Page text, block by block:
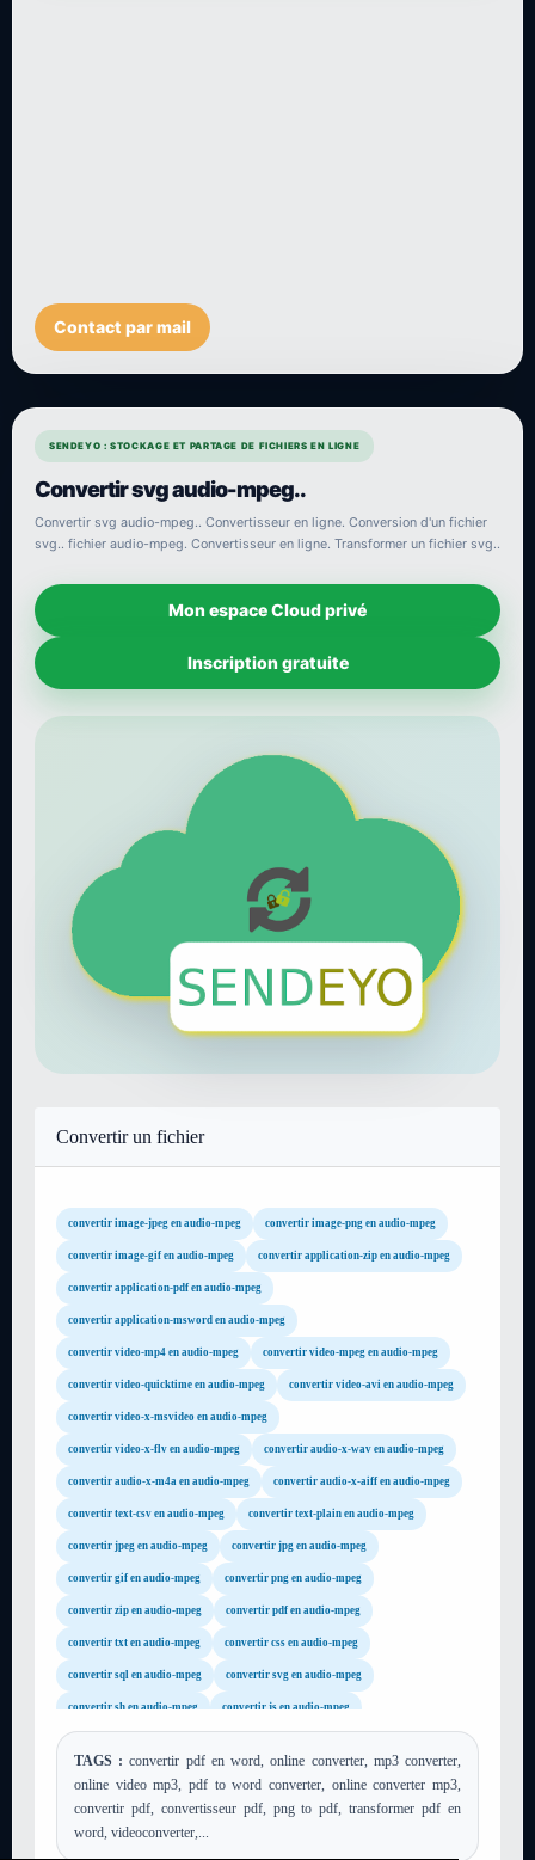
Contact par mail
SENDEYO : STOCKAGE ET PARTAGE DE FICHIERS EN LIGNE
Convertir svg audio-mpeg..
Convertir svg audio-mpeg.. Convertisseur en ligne. Conversion d'un fichier
svg.. fichier audio-mpeg. Convertisseur en ligne. Transformer un fichier svg..
Mon espace Cloud privé
Inscription gratuite
Convertir un fichier
convertir image-jpeg en audio-mpeg convertir image-png en audio-mpeg
convertir image-gif en audio-mpeg convertir application-zip en audio-mpeg
convertir application-pdf en audio-mpeg
convertir application-msword en audio-mpeg
convertir video-mp4 en audio-mpeg convertir video-mpeg en audio-mpeg
convertir video-quicktime en audio-mpeg convertir video-avi en audio-mpeg
convertir video-x-msvideo en audio-mpeg
convertir video-x-flv en audio-mpeg convertir audio-x-wav en audio-mpeg
convertir audio-x-m4a en audio-mpeg convertir audio-x-aiff en audio-mpeg
convertir text-csv en audio-mpeg convertir text-plain en audio-mpeg
convertir jpeg en audio-mpeg convertir jpg en audio-mpeg
convertir gif en audio-mpeg convertir png en audio-mpeg
convertir zip en audio-mpeg convertir pdf en audio-mpeg
convertir txt en audio-mpeg convertir css en audio-mpeg
convertir sql en audio-mpeg convertir svg en audio-mpeg
convertir sh en audio-mpeg convertir js en audio-mpeg
convertir xsl en audio-mpeg convertir tar en audio-mpeg
convertir gz en audio-mpeg convertir rar en audio-mpeg
convertir mp4 en audio-mpeg
TAGS : convertir pdf en word, online converter, mp3 converter,
online video mp3, pdf to word converter, online converter mp3,
convertir pdf, convertisseur pdf, png to pdf, transformer pdf en
word, videoconverter,...